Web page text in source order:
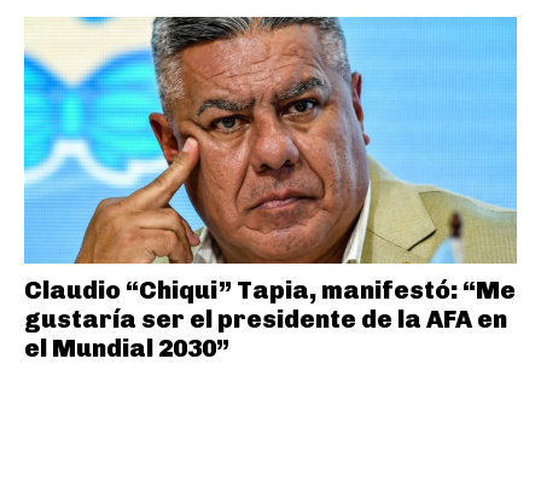
Claudio “Chiqui” Tapia, manifestó: “Me
gustaría ser el presidente de la AFA en
el Mundial 2030”